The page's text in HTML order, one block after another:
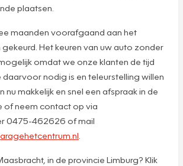
plaatsen.
maanden voorafgaand aan het
Het keuren van uw auto zonder
omdat we onze klanten de tijd
daarvoor nodig is en teleurstelling willen
nu makkelijk en snel een afspraak in de
of neem contact op via
0475-462626 of mail
in de provincie Limburg? Klik